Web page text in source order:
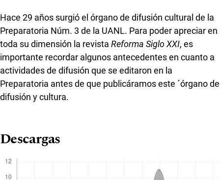
Hace 29 años surgió el órgano de difusión cultural de la
Preparatoria Núm. 3 de la UANL. Para poder apreciar en
toda su dimensión la revista Reforma Siglo XXI, es
importante recordar algunos antecedentes en cuanto a
actividades de difusión que se editaron en la
Preparatoria antes de que publicáramos este ´órgano de
difusión y cultura.
Descargas